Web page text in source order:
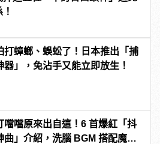
打蟑螂、蜈蚣了！日本推出「捕
器」，免沾手又能立即放生！
噹噹原來出自這！6 首爆紅「抖
曲」介紹，洗腦 BGM 搭配魔性